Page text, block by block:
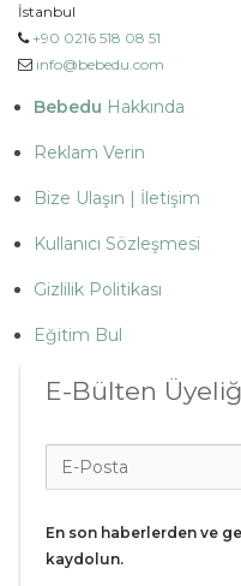
İstanbul
+90 0216 518 08 51
info@bebedu.com
Bebedu Hakkında
Reklam Verin
Bize Ulaşın | İletişim
Kullanıcı Sözleşmesi
Gizlilik Politikası
Eğitim Bul
E-Bülten
En son haberlerden ve
kaydolun.